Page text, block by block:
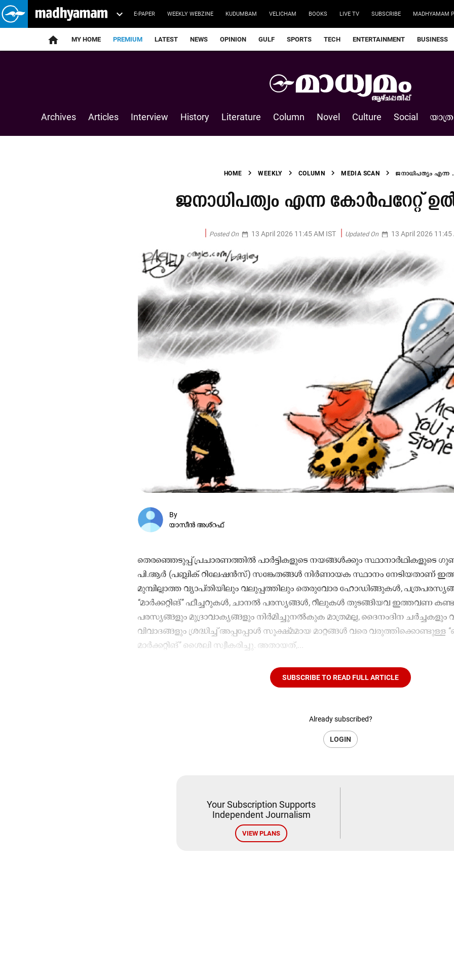
E-PAPER WEEKLY WEBZINE KUDUMBAM VELICHAM BOOKS LIVE TV SUBSCRIBE MADHYAMAM
home MY HOME PREMIUM LATEST NEWS OPINION GULF SPORTS TECH ENTERTAINMENT BUSINESS
Archives Articles Interview History Literature Column Novel Culture Social യാത്ര
HOME chevron_right WEEKLY chevron_right COLUMN chevron_right MEDIA SCAN chevron_right ജനാധിപത്യം എന്ന
ജനാധിപത്യം എന്ന കോർപറേറ്റ്
Posted On date_range 13 April 2026 11:45 AM IST Updated On date_range 13 April 2026 11:45
By
യാസീൻ അശ്​റഫ്
തെരഞ്ഞെടുപ്പ് പ്രചാരണത്തിൽ പാർട്ടികളുടെ നയങ്ങൾക്കും സ്ഥാനാർഥികളുടെ
പി.ആർ (പബ്ലിക് റിലേഷൻസ്) സങ്കേതങ്ങൾ നിർണായക സ്ഥാനം നേടിയതാണ്
മുമ്പില്ലാത്ത വ്യാപ്തിയിലും വലുപ്പത്തിലും തെരുവോര ഹോഡിങ്ങുകൾ,
‘‘മാർക്കറ്റിങ്’’ ഫീച്ചറുകൾ, ചാനൽ പരസ്യങ്ങൾ, റീലുകൾ തുടങ്ങിയവ ഇത്തവണ കണ്ടു.
പരസ്യങ്ങളും മുദ്രാവാക്യങ്ങളും നിർമിച്ചുനൽകുക മാത്രമല്ല, ദൈനംദിന ചർച്ചകളും
വിവാദങ്ങളും ശ്രദ്ധിച്ച് അപ്പപ്പോൾ സൂക്ഷ്മമായ മാറ്റങ്ങൾ വരെ വരുത്തിക്കൊണ്ടുള്ള
മാർക്കറ്റിങ്’’ ശൈലി സ്വീകരിച്ചു. അതായത്,...
SUBSCRIBE TO READ FULL ARTICLE
Already subscribed?
LOGIN
Your Subscription Supports
Independent Journalism
VIEW PLANS